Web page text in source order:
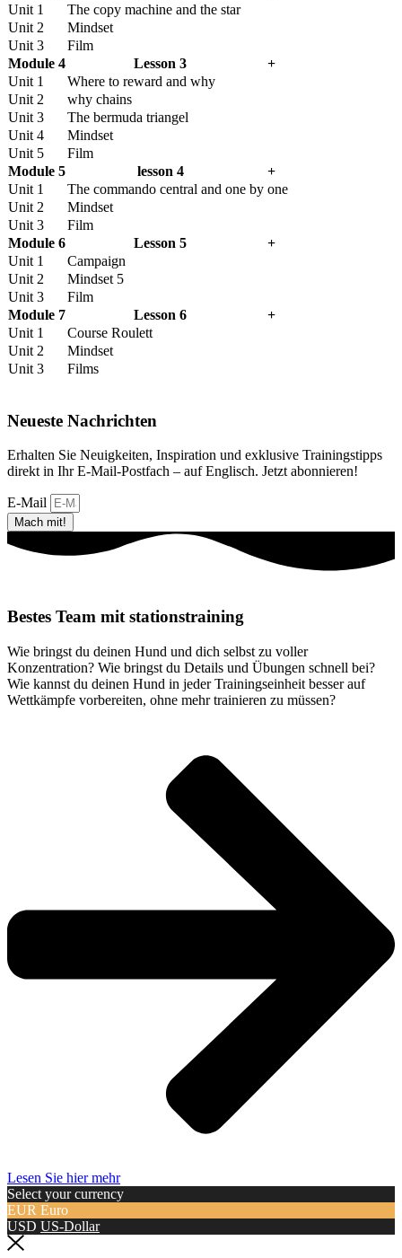
Unit 1
The copy machine and the star
Unit 2
Mindset
Unit 3
Film
Module 4
Lesson 3
+
Unit 1
Where to reward and why
Unit 2
why chains
Unit 3
The bermuda triangel
Unit 4
Mindset
Unit 5
Film
Module 5
lesson 4
+
Unit 1
The commando central and one by one
Unit 2
Mindset
Unit 3
Film
Module 6
Lesson 5
+
Unit 1
Campaign
Unit 2
Mindset 5
Unit 3
Film
Module 7
Lesson 6
+
Unit 1
Course Roulett
Unit 2
Mindset
Unit 3
Films
Neueste Nachrichten
Erhalten Sie Neuigkeiten, Inspiration und exklusive Trainingstipps
direkt in Ihr E-Mail-Postfach – auf Englisch. Jetzt abonnieren!
E-Mail
Mach mit!
Bestes Team mit stationstraining​
Wie bringst du deinen Hund und dich selbst zu voller
Konzentration? Wie bringst du Details und Übungen schnell bei?
Wie kannst du deinen Hund in jeder Trainingseinheit besser auf
Wettkämpfe vorbereiten, ohne mehr trainieren zu müssen?
Lesen Sie hier mehr
Select your currency
EUR Euro
USD US-Dollar